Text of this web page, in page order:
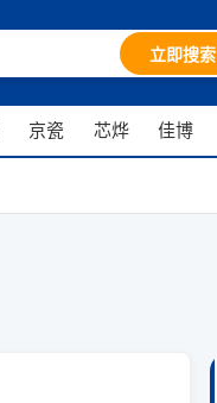
立即搜索
京瓷 芯烨 佳博